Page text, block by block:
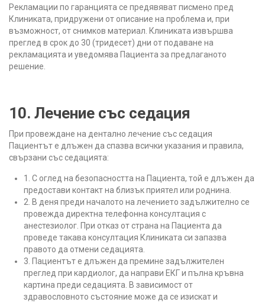
Рекламации по гаранцията се предявяват писмено пред
Клиниката, придружени от описание на проблема и, при
възможност, от снимков материал. Клиниката извършва
преглед в срок до 30 (тридесет) дни от подаване на
рекламацията и уведомява Пациента за предлаганото
решение.
10. Лечение със седация
При провеждане на дентално лечение със седация
Пациентът е длъжен да спазва всички указания и правила,
свързани със седацията:
1. С оглед на безопасността на Пациента, той е длъжен да
предостави контакт на близък приятел или роднина.
2. В деня преди началото на лечението задължително се
провежда директна телефонна консултация с
анестезиолог. При отказ от страна на Пациента да
проведе такава консултация Клиниката си запазва
правото да отмени седацията.
3. Пациентът е длъжен да премине задължителен
преглед при кардиолог, да направи ЕКГ и пълна кръвна
картина преди седацията. В зависимост от
здравословното състояние може да се изискат и